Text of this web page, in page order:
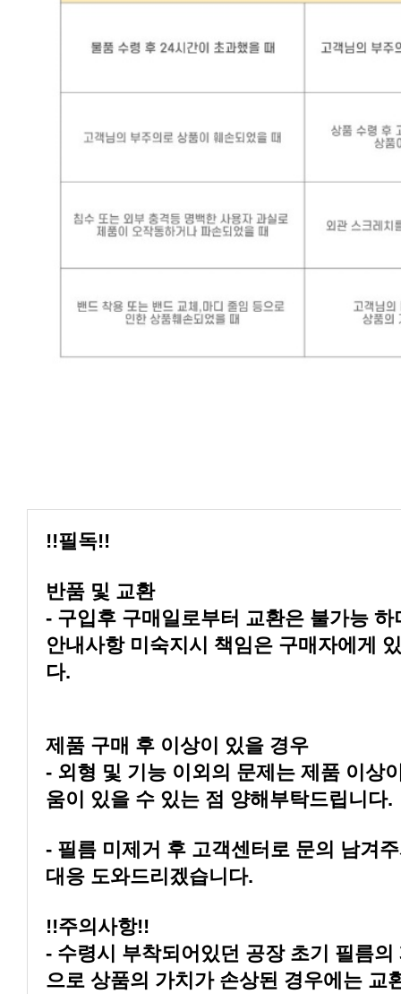
!!필독!!
반품 및 교환
다.
제품 구매 후 이상이 있을 경우
움이 있을 수 있는 점 양해부탁드립니다.
대응 도와드리겠습니다.
!!주의사항!!